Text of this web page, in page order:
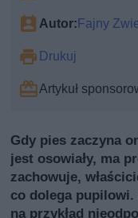
Autor:Fajny
Drukuj
Artykuł
Gdy pies zaczyna
jest osowiały, ma
zachowuje,
co dolega
na przykład